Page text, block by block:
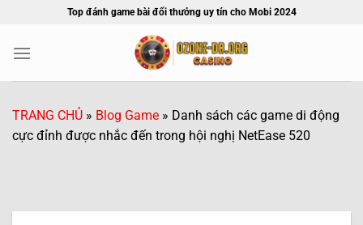
nội
Top đánh game bài đổi thưởng uy tín cho Mobi 2024
TRANG CHỦ » Blog Game » Danh sách các game di động
cực đỉnh được nhắc đến trong hội nghị NetEase 520